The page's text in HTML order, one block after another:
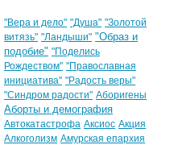
"Вера и дело" "Душа" "Золотой
витязь" "Ландыши" "Образ и
подобие" "Поделись
Рождеством" "Православная
инициатива" "Радость веры"
"Синдром радости" Аборигены
Аборты и демография
Автокатастрофа Аксиос Акция
Алкоголизм Амурская епархия